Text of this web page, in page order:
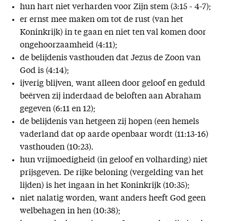
hun hart niet verharden voor Zijn stem (3:15 - 4-7);
er ernst mee maken om tot de rust (van het
Koninkrijk) in te gaan en niet ten val komen door
ongehoorzaamheid (4:11);
de belijdenis vasthouden dat Jezus de Zoon van
God is (4:14);
ijverig blijven, want alleen door geloof en geduld
beërven zij inderdaad de beloften aan Abraham
gegeven (6:11 en 12);
de belijdenis van hetgeen zij hopen (een hemels
vaderland dat op aarde openbaar wordt (11:13-16)
vasthouden (10:23).
hun vrijmoedigheid (in geloof en volharding) niet
prijsgeven. De rijke beloning (vergelding van het
lijden) is het ingaan in het Koninkrijk (10:35);
niet nalatig worden, want anders heeft God geen
welbehagen in hen (10:38);